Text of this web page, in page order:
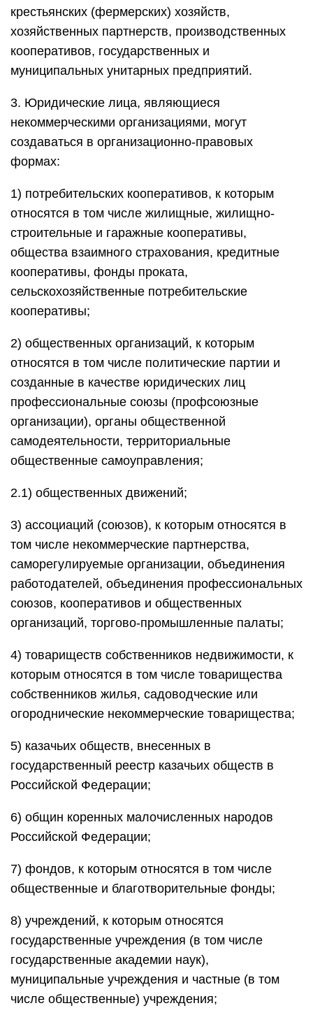
крестьянских (фермерских) хозяйств,
хозяйственных партнерств, производственных
кооперативов, государственных и
муниципальных унитарных предприятий.
3. Юридические лица, являющиеся
некоммерческими организациями, могут
создаваться в организационно-правовых
формах:
1) потребительских кооперативов, к которым
относятся в том числе жилищные, жилищно-
строительные и гаражные кооперативы,
общества взаимного страхования, кредитные
кооперативы, фонды проката,
сельскохозяйственные потребительские
кооперативы;
2) общественных организаций, к которым
относятся в том числе политические партии и
созданные в качестве юридических лиц
профессиональные союзы (профсоюзные
организации), органы общественной
самодеятельности, территориальные
общественные самоуправления;
2.1) общественных движений;
3) ассоциаций (союзов), к которым относятся в
том числе некоммерческие партнерства,
саморегулируемые организации, объединения
работодателей, объединения профессиональных
союзов, кооперативов и общественных
организаций, торгово-промышленные палаты;
4) товариществ собственников недвижимости, к
которым относятся в том числе товарищества
собственников жилья, садоводческие или
огороднические некоммерческие товарищества;
5) казачьих обществ, внесенных в
государственный реестр казачьих обществ в
Российской Федерации;
6) общин коренных малочисленных народов
Российской Федерации;
7) фондов, к которым относятся в том числе
общественные и благотворительные фонды;
8) учреждений, к которым относятся
государственные учреждения (в том числе
государственные академии наук),
муниципальные учреждения и частные (в том
числе общественные) учреждения;